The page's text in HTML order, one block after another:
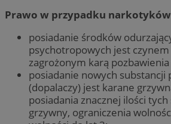
Prawo w przypadku narkotyków
posiadanie środków
psychotropowych jest
zagrożonym karą
posiadanie nowych substancji
(dopalaczy) jest karane
posiadania znacznej ilości
grzywny, ograniczenia